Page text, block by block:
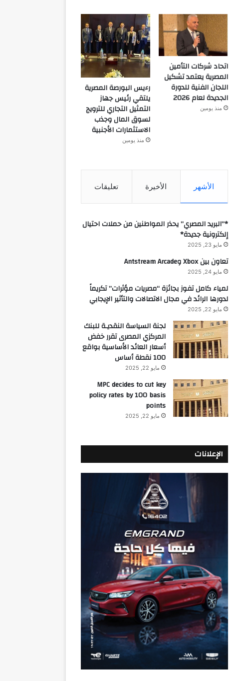
اتحاد شركات التأمين
المصرية يعتمد تشكيل
اللجان الفنية للدورة
الجديدة لعام 2026
منذ يومين
رءيس البورصة المصرية
يلتقي رئيس جهاز
التمثيل التجاري للترويج
لسوق المال وجذب
الاستثمارات الأجنبية
منذ يومين
الأشهر الأخيرة تعليقات
*”البريد المصري” يحذر المواطنين من حملات احتيال
إلكترونية جديدة*
مايو 23, 2025
تعاون بين Xbox وAntstream Arcade
مايو 24, 2025
لمياء كامل تفوز بجائزة “مصريات مؤثرات” تكريماً
لدورها الرائد في مجال الاتصالات والتأثير الإيجابي
مايو 22, 2025
لجنة السياسة النقديـة للبنك
المركزي المصرى تقرر خفض
أسعار العائد الأساسية بواقع
100 نقطة أساس
مايو 22, 2025
MPC decides to cut key
policy rates by 100 basis
points
مايو 22, 2025
الإعلانات